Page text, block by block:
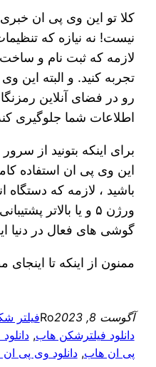
کلا تو این وی پی ان
نیست! نه نیازه که
لازمه که ثبت نام و
تجربه کنید. و البته این
رو در فضای آنلاین
اطلاعات شما جلوگیری
برای اینکه بتونید از
این وی پی ان استفاده
باشید ، لازمه که دستگاه
ورژن ۵ و یا بالاتر
گوشی های فعال در دنیا
ممنون از اینکه تا
آگوست 8, 2023 Roفیلتر
دانلود فیلترشکن هاب,
پی ان هاب, دانلود وی پی